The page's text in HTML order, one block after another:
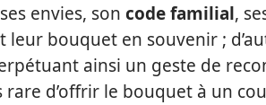
envies, son code familial,
leur bouquet en souvenir ;
ainsi un geste de
rare d’offrir le bouquet à un